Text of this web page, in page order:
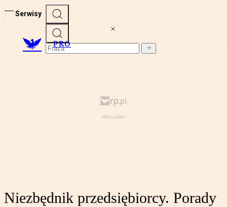
Serwisy
PRO
Niezbędnik przedsiębiorcy. Porady